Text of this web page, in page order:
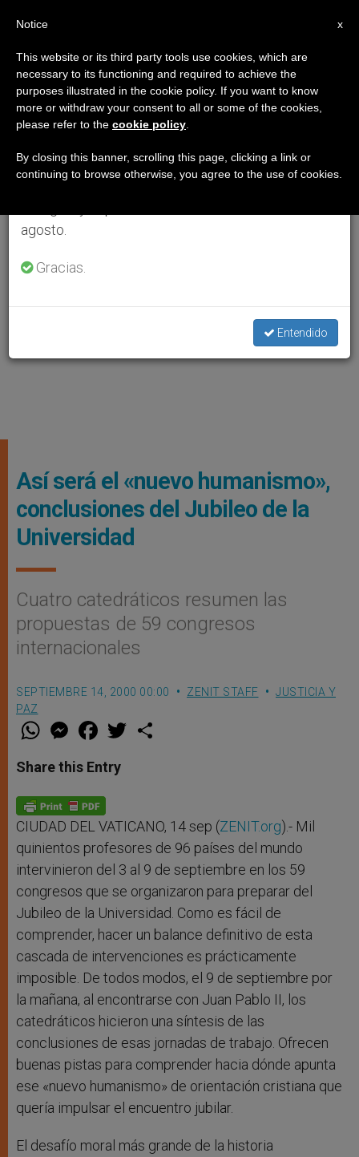
Así será el «nuevo humanismo»,
conclusiones del Jubileo de la
Universidad
Cuatro catedráticos resumen las
propuestas de 59 congresos
internacionales
SEPTIEMBRE 14, 2000 00:00 ZENIT STAFF
JUSTICIA Y
PAZ
W
t
s
p
p
M
e
s
e
g
e
r
F
a
e
b
o
k
w
Share this Entry
CIUDAD DEL VATICANO, 14 sep (ZENIT.org).- Mil
quinientos profesores de 96 países del mundo
intervinieron del 3 al 9 de septiembre en los 59
congresos que se organizaron para preparar del
Jubileo de la Universidad. Como es fácil de
comprender, hacer un balance definitivo de esta
cascada de intervenciones es prácticamente
imposible. De todos modos, el 9 de septiembre por
la mañana, al encontrarse con Juan Pablo II, los
catedráticos hicieron una síntesis de las
conclusiones de esas jornadas de trabajo. Ofrecen
buenas pistas para comprender hacia dónde apunta
ese «nuevo humanismo» de orientación cristiana que
quería impulsar el encuentro jubilar.
El desafío moral más grande de la historia
×
Aviso importante
Del 27 de julio al 7 de agosto haremos la pausa
anual, aprovechando que en el periodo de verano
se generan menos informaciones y también el
agosto.
Gracias.
Entendido
x
Notice
This website or its third party tools use cookies, which are
necessary to its functioning and required to achieve the
purposes illustrated in the cookie policy. If you want to know
more or withdraw your consent to all or some of the cookies,
please refer to the cookie policy
By closing this banner, scrolling this page, clicking a link or
continuing to browse otherwise, you agree to the use of cookies.